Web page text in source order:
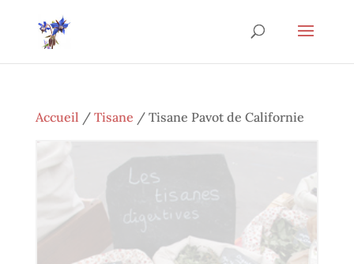
Accueil / Tisane / Tisane Pavot de Californie